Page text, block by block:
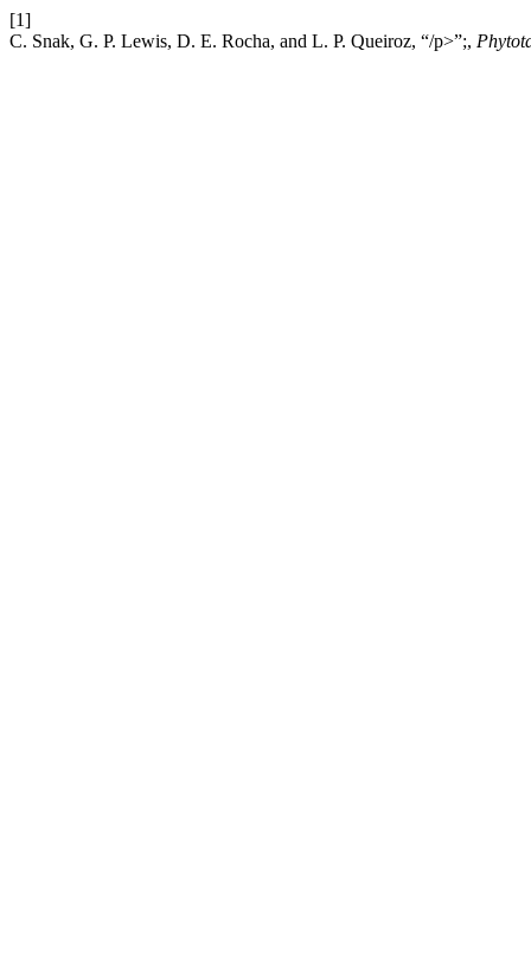
[1]
C. Snak, G. P. Lewis, D. E. Rocha, and L. P. Queiroz, “/p>”;,